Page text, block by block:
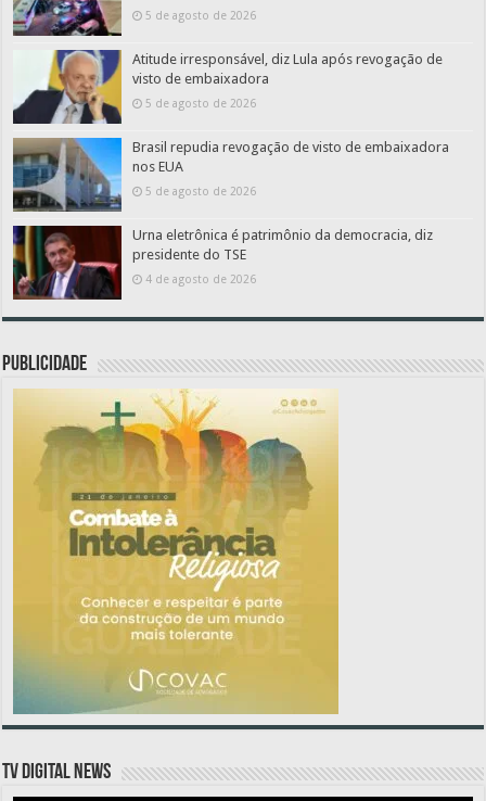
5 de agosto de 2026
Atitude irresponsável, diz Lula após revogação de
visto de embaixadora
5 de agosto de 2026
Brasil repudia revogação de visto de embaixadora
nos EUA
5 de agosto de 2026
Urna eletrônica é patrimônio da democracia, diz
presidente do TSE
4 de agosto de 2026
PUBLICIDADE
TV DIGITAL NEWS